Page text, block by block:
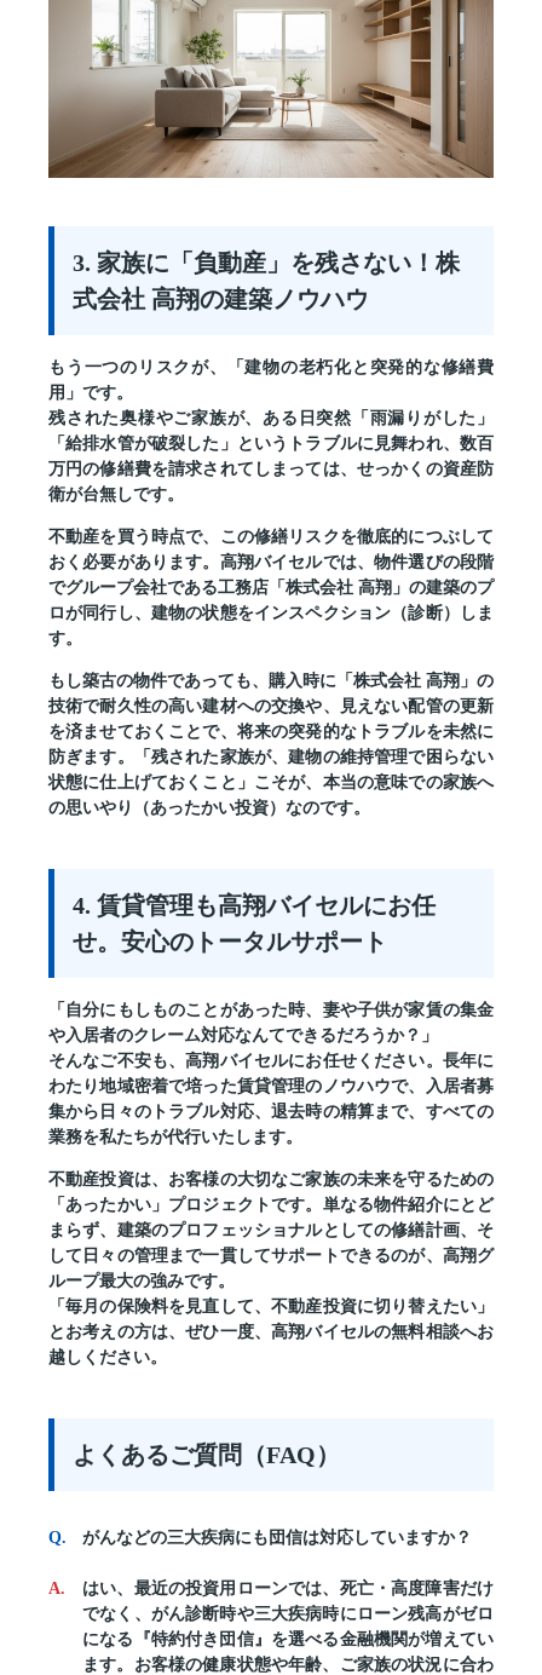
3. 家族に「負動産」を残さない！株
式会社 高翔の建築ノウハウ
もう一つのリスクが、「建物の老朽化と突発的な修繕費
用」です。
残された奥様やご家族が、ある日突然「雨漏りがした」
「給排水管が破裂した」というトラブルに見舞われ、数百
万円の修繕費を請求されてしまっては、せっかくの資産防
衛が台無しです。
不動産を買う時点で、この修繕リスクを徹底的につぶして
おく必要があります。高翔バイセルでは、物件選びの段階
でグループ会社である工務店 「株式会社 高翔」 の建築のプ
ロが同行し、建物の状態をインスペクション（診断）しま
す。
もし築古の物件であっても、購入時に「株式会社 高翔」の
技術で耐久性の高い建材への交換や、見えない配管の更新
を済ませておくことで、将来の突発的なトラブルを未然に
防ぎます。
「残された家族が、建物の維持管理で困らない
状態に仕上げておくこと」 こそが、本当の意味での家族へ
の思いやり（あったかい投資）なのです。
4. 賃貸管理も高翔バイセルにお任
せ。安心のトータルサポート
「自分にもしものことがあった時、妻や子供が家賃の集金
や入居者のクレーム対応なんてできるだろうか？」
そんなご不安も、高翔バイセルにお任せください。長年に
わたり地域密着で培った賃貸管理のノウハウで、入居者募
集から日々のトラブル対応、退去時の精算まで、すべての
業務を私たちが代行いたします。
不動産投資は、お客様の大切なご家族の未来を守るための
「あったかい」プロジェクトです。単なる物件紹介にとど
まらず、建築のプロフェッショナルとしての修繕計画、そ
して日々の管理まで一貫してサポートできるのが、高翔グ
ループ最大の強みです。
「毎月の保険料を見直して、不動産投資に切り替えたい」
とお考えの方は、ぜひ一度、高翔バイセルの無料相談へお
越しください。
よくあるご質問（FAQ）
がんなどの三大疾病にも団信は対応していますか？
はい、最近の投資用ローンでは、死亡・高度障害だけ
でなく、がん診断時や三大疾病時にローン残高がゼロ
になる『特約付き団信』を選べる金融機関が増えてい
ます。お客様の健康状態や年齢、ご家族の状況に合わ